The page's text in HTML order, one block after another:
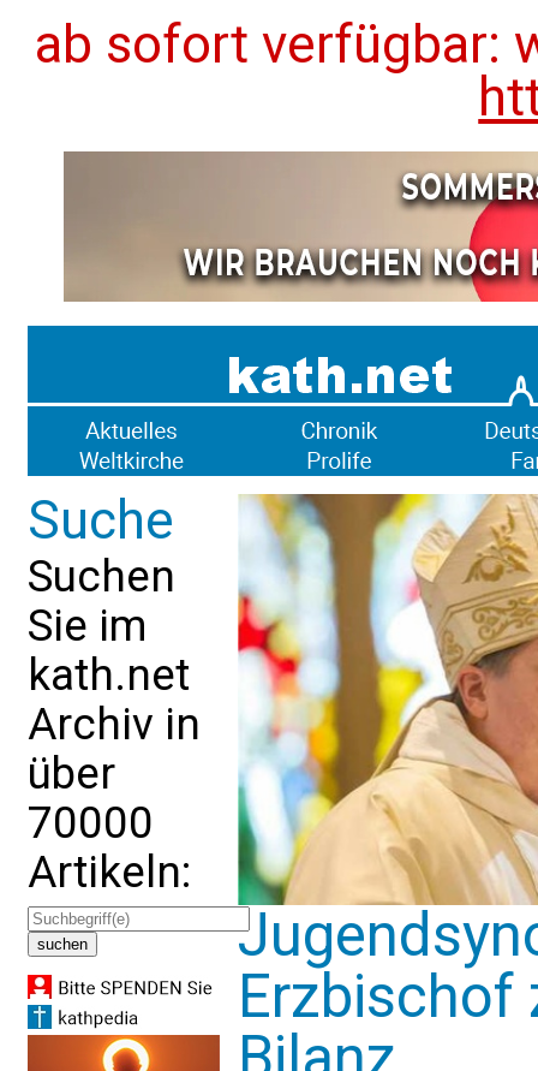
ab sofort verfügbar:
Suche
Suchen
Sie im
kath.net
Archiv in
über
70000
Artikeln:
Erzbischof